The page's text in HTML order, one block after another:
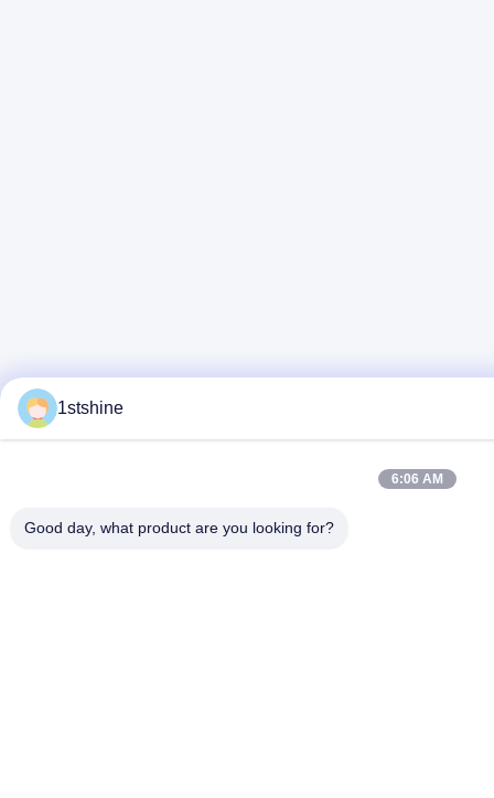
1stshine
6:06 AM
Good day, what product are you looking for?